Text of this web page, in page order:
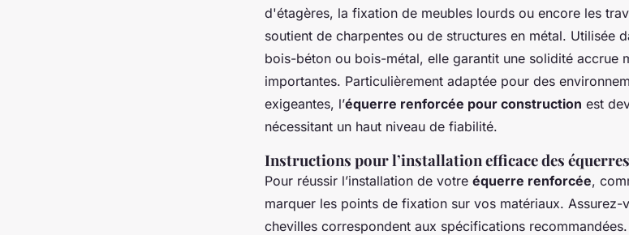
d'étagères, la fixation de meubles lourds ou encore les
soutient de charpentes ou de structures en métal. Utilisée
bois-béton ou bois-métal, elle garantit une solidité accrue
importantes. Particulièrement adaptée pour des
exigeantes, l’équerre renforcée pour construction est
nécessitant un haut niveau de fiabilité.
Instructions pour l’installation efficace des équerres
Pour réussir l’installation de votre équerre renforcée,
marquer les points de fixation sur vos matériaux.
chevilles correspondent aux spécifications recommandées.